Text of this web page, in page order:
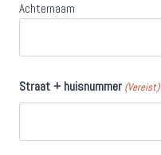
Achternaam
Straat + huisnummer (Vereist)